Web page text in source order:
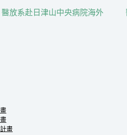
放系赴日津山中央病院海外
畫